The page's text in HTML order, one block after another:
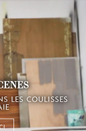
LES COULISSES